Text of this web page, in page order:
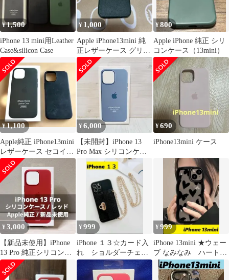
¥1,500
iPhone 13 mini用Leather
Case&silicon Case
¥ 1,000
Apple iPhone13mini 純
正レザーケース グリー
ン
¥800
Apple iPhone 純正 シリ
コンケース（13mini）
¥1,100
Apple純正 iPhone13mini
レザーケース セコイア
グリーン 箱付き
¥6,000
【未開封】iPhone 13
Pro Max シリコンケー
ス ブルーフォグ
¥690
iPhone13mini ケース
¥3,000
【新品未使用】iPhone
13 Pro 純正シリコンケ
ース レッド
¥999
iPhone １３☆カード入
れ ショルダーチェー
ン レザー調ブラック
¥999
iPhone 13mini ★ウェー
ブ なみなみ ハート&
蝶々 iPhone